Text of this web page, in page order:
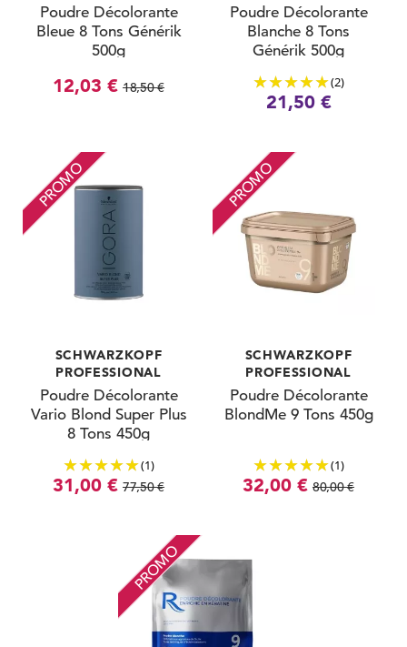
Poudre Décolorante
Bleue 8 Tons Générik
500g
12,03 € 18,50 €
Poudre Décolorante
Blanche 8 Tons
Générik 500g
(2)
21,50 €
PROMO
SCHWARZKOPF
PROFESSIONAL
Poudre Décolorante
Vario Blond Super Plus
8 Tons 450g
(1)
31,00 € 77,50 €
PROMO
SCHWARZKOPF
PROFESSIONAL
Poudre Décolorante
BlondMe 9 Tons 450g
(1)
32,00 € 80,00 €
PROMO